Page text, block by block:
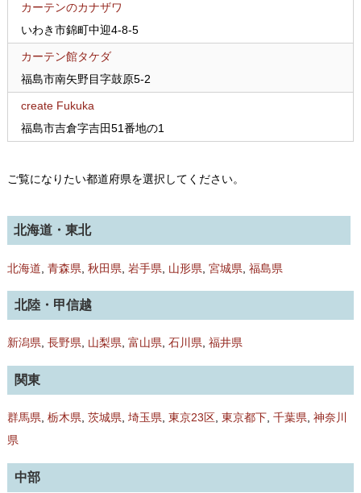
カーテンのカナザワ
いわき市錦町中迎4-8-5
カーテン館タケダ
福島市南矢野目字鼓原5-2
create Fukuka
福島市吉倉字吉田51番地の1
ご覧になりたい都道府県を選択してください。
北海道・東北
北海道 青森県 秋田県 岩手県 山形県 宮城県 福島県
北陸・甲信越
新潟県, 長野県, 山梨県, 富山県, 石川県, 福井県
関東
群馬県 栃木県 茨城県 埼玉県 東京23区, 東京都下, 千葉県 神奈川
県
中部